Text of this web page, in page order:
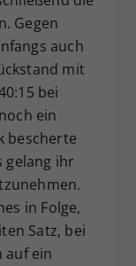
Gegen
auch
mit
bei
ein
bescherte
gelang ihr
in Folge,
Satz, bei
auf ein